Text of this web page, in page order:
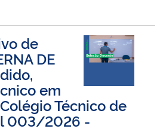
de
DE
em
Técnico de
003/2026 -